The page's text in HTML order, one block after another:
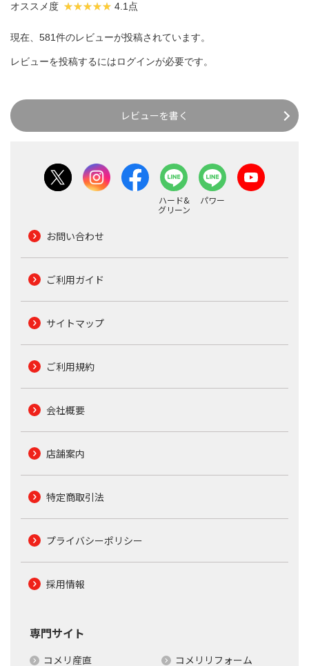
オススメ度 4.1点
現在、581件のレビューが投稿されています。
レビューを投稿するにはログインが必要です。
レビューを書く
ハード&
グリーン
パワー
お問い合わせ
ご利用ガイド
サイトマップ
ご利用規約
会社概要
店舗案内
特定商取引法
プライバシーポリシー
採用情報
専門サイト
コメリ産直 コメリリフォーム